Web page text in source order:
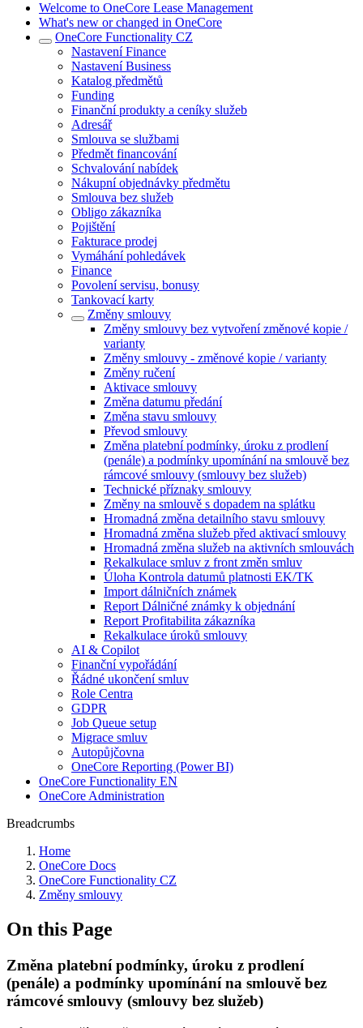
Welcome to OneCore Lease Management
What's new or changed in OneCore
OneCore Functionality CZ
Nastavení Finance
Nastavení Business
Katalog předmětů
Funding
Finanční produkty a ceníky služeb
Adresář
Smlouva se službami
Předmět financování
Schvalování nabídek
Nákupní objednávky předmětu
Smlouva bez služeb
Obligo zákazníka
Pojištění
Fakturace prodej
Vymáhání pohledávek
Finance
Povolení servisu, bonusy
Tankovací karty
Změny smlouvy
Změny smlouvy bez vytvoření změnové kopie /
varianty
Změny smlouvy - změnové kopie / varianty
Změny ručení
Aktivace smlouvy
Změna datumu předání
Změna stavu smlouvy
Převod smlouvy
Změna platební podmínky, úroku z prodlení
(penále) a podmínky upomínání na smlouvě bez
rámcové smlouvy (smlouvy bez služeb)
Technické příznaky smlouvy
Změny na smlouvě s dopadem na splátku
Hromadná změna detailního stavu smlouvy
Hromadná změna služeb před aktivací smlouvy
Hromadná změna služeb na aktivních smlouvách
Rekalkulace smluv z front změn smluv
Úloha Kontrola datumů platnosti EK/TK
Import dálničních známek
Report Dálničné známky k objednání
Report Profitabilita zákazníka
Rekalkulace úroků smlouvy
AI & Copilot
Finanční vypořádání
Řádné ukončení smluv
Role Centra
GDPR
Job Queue setup
Migrace smluv
Autopůjčovna
OneCore Reporting (Power BI)
OneCore Functionality EN
OneCore Administration
Breadcrumbs
Home
OneCore Docs
OneCore Functionality CZ
Změny smlouvy
On this Page
Změna platební podmínky, úroku z prodlení
(penále) a podmínky upomínání na smlouvě bez
rámcové smlouvy (smlouvy bez služeb)